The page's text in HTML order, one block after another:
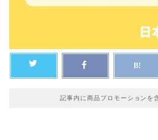
記事内に商品プロモーションを